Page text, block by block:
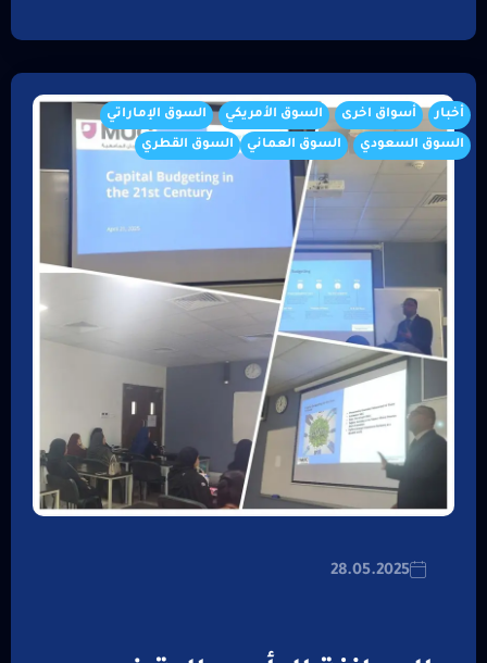
أخبار أسواق اخرى السوق الأمريكي السوق الإماراتي
السوق السعودي السوق العماني السوق القطري
28.05.2025